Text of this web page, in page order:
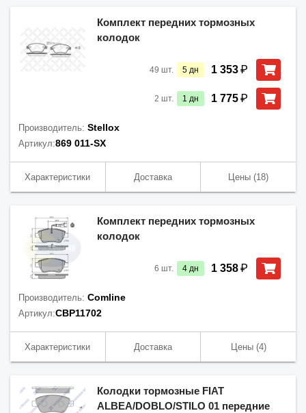
Комплект передних тормозных
колодок
49 шт. 5 дн 1 353₽
2 шт. 1 дн 1 775₽
Производитель: Stellox
Артикул:869 011-SX
Характеристики Доставка Цены (18)
Комплект передних тормозных
колодок
6 шт. 4 дн 1 358₽
Производитель: Comline
Артикул:CBP11702
Характеристики Доставка Цены(4)
Колодки тормозные FIAT
ALBEA/DOBLO/STILO 01 передние